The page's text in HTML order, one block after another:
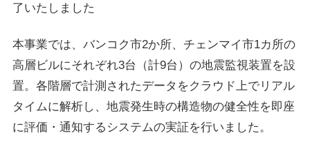
了いたしました
本事業では、バンコク市2か所、チェンマイ市1カ所の
高層ビルにそれぞれ3台（計9台）の地震監視装置を設
置。各階層で計測されたデータをクラウド上でリアル
タイムに解析し、地震発生時の構造物の健全性を即座
に評価・通知するシステムの実証を行いました。